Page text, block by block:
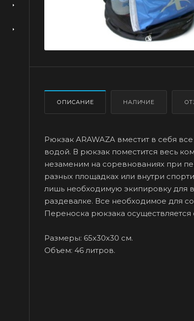
ОПИСАНИЕ НАЛИЧИЕ
Рюкзак ARAWAZA вместит в себя
водой. В рюкзак поместится весь
незаменим на соревнованиях при
разных площадках или внутри
лишь необходимую экипировку для
раздевалке. Все необходимое для
Переноска рюкзака
Размеры: 65х30х30 см.
Объем: 46 литров.